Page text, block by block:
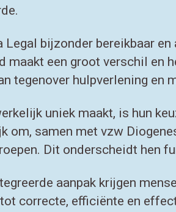
Legal bijzonder bereikbaar
maakt een groot verschil en
tegenover hulpverlening en
uniek maakt, is hun
om, samen met vzw
Dit onderscheidt hen
aanpak krijgen
correcte, efficiënte en